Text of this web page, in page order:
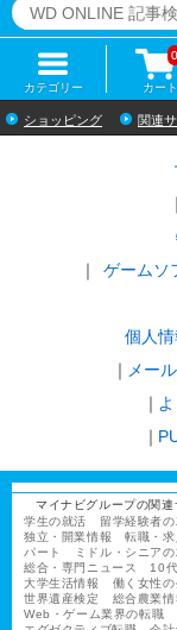
カテゴリー カート
0
ショッピング 関連
ゲームソ
個人
メー
マイナビグループの関連
学生の就活
留学経験者の
独立・開業情報
転職・求
パート
ミドル・シニアの
総合・専門ニュース
10
大学生活情報
働く女性の
世界遺産検定
総合農業情
Web・ゲーム業界の転職